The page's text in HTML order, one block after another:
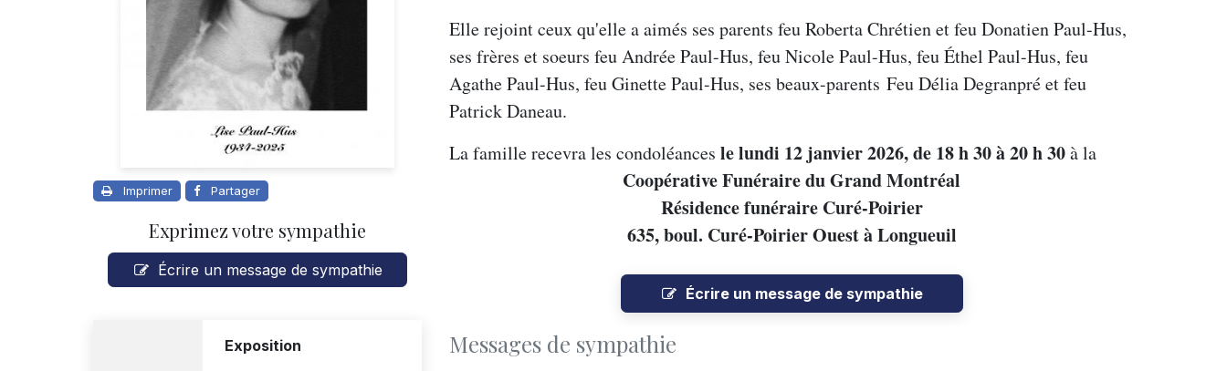
Imprimer Partager
Exprimez votre sympathie
Écrire un message de sympathie
Exposition
Elle rejoint ceux qu'elle a aimés ses parents feu Roberta Chrétien et feu Donatien Paul-Hus,
ses frères et soeurs feu Andrée Paul-Hus, feu Nicole Paul-Hus, feu Éthel Paul-Hus, feu
Agathe Paul-Hus, feu Ginette Paul-Hus, ses beaux-parents Feu Délia Degranpré et feu
Patrick Daneau.
La famille recevra les condoléances le lundi 12 janvier 2026, de 18 h 30 à 20 h 30à la
Coopérative Funéraire du Grand Montréal
Résidence funéraire Curé-Poirier
635, boul. Curé-Poirier Ouest à Longueuil
Écrire un message de sympathie
Messages de sympathie